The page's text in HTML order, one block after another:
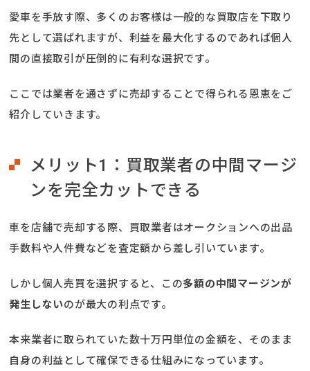
愛車を手放す際、多くのお客様は一般的な買取店を下取り
先として選ばれますが、利益を最大化するのであれば個人
間の直接取引が圧倒的に有利な選択です。
ここでは業者を通さずに売却することで得られる恩恵をご
紹介していきます。
メリット1：買取業者の中間マージ
ンを完全カットできる
車を店舗で売却する際、買取業者はオークションへの出品
手数料や人件費などを査定額から差し引いています。
しかし個人売買を選択すると、この多額の中間マージンが
発生しないのが最大の利点です。
本来業者に取られていた数十万円単位の金額を、そのまま
自身の利益として確保できる仕組みになっています。